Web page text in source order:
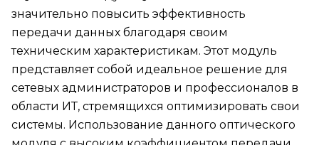
значительно повысить эффективность
передачи данных благодаря своим
техническим характеристикам. Этот модуль
представляет собой идеальное решение для
сетевых администраторов и профессионалов в
области ИТ, стремящихся оптимизировать свои
системы. Использование данного оптического